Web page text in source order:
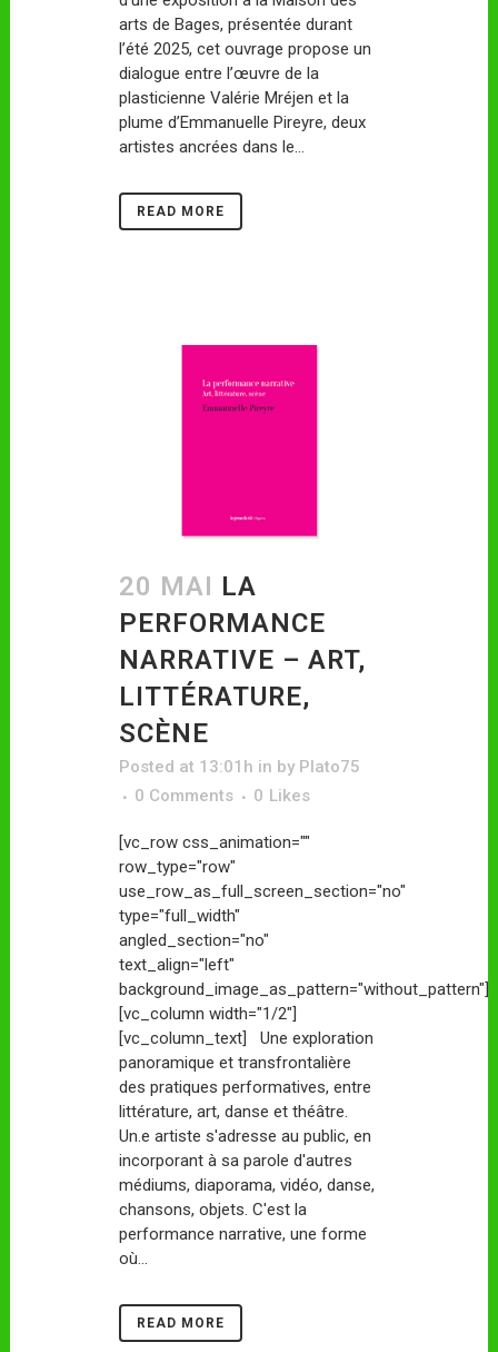
arts de Bages, présentée durant
l’été 2025, cet ouvrage propose un
dialogue entre l’œuvre de la
plasticienne Valérie Mréjen et la
plume d’Emmanuelle Pireyre, deux
artistes ancrées dans le...
READ MORE
20 MAI LA
PERFORMANCE
NARRATIVE – ART,
LITTÉRATURE,
SCÈNE
Posted at 13:01h in by Plato75
0 Comments
0 Likes
[vc_row css_animation=""
row_type="row"
use_row_as_full_screen_section="no"
type="full_width"
angled_section="no"
text_align="left"
background_image_as_pattern="without_pattern"]
[vc_column width="1/2"]
[vc_column_text] Une exploration
panoramique et transfrontalière
des pratiques performatives, entre
littérature, art, danse et théâtre.
Un.e artiste s'adresse au public, en
incorporant à sa parole d'autres
médiums, diaporama, vidéo, danse,
chansons, objets. C'est la
performance narrative, une forme
où...
READ MORE